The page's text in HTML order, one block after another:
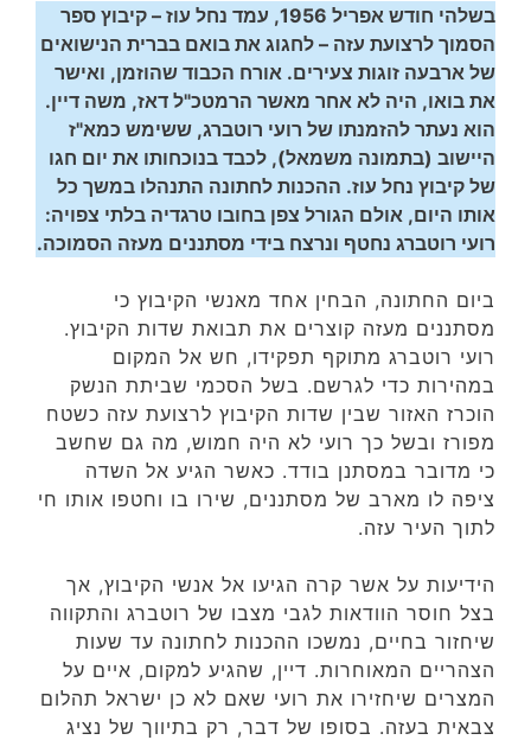
בשלהי חודש אפריל 1956, עמד נחל עוז – קיבוץ ספר
הסמוך לרצועת עזה – לחגוג את בואם בברית הנישואים
של ארבעה זוגות צעירים. אורח הכבוד שהוזמן, ואישר
את בואו, היה לא אחר מאשר הרמטכ"ל דאז, משה דיין.
הוא נעתר להזמנתו של רועי רוטברג, ששימש כמא"ז
היישוב (בתמונה משמאל), לכבד בנוכחותו את יום חגו
של קיבוץ נחל עוז. ההכנות לחתונה התנהלו במשך כל
אותו היום, אולם הגורל צפן בחובו טרגדיה בלתי צפויה:
רועי רוטברג נחטף ונרצח בידי מסתננים מעזה הסמוכה.
ביום החתונה, הבחין אחד מאנשי הקיבוץ כי
מסתננים מעזה קוצרים את תבואת שדות הקיבוץ.
רועי רוטברג מתוקף תפקידו, חש אל המקום
במהירות כדי לגרשם. בשל הסכמי שביתת הנשק
הוכרז האזור שבין שדות הקיבוץ לרצועת עזה כשטח
מפורז ובשל כך רועי לא היה חמוש, מה גם שחשב
כי מדובר במסתנן בודד. כאשר הגיע אל השדה
ציפה לו מארב של מסתננים, שירו בו וחטפו אותו חי
לתוך העיר עזה.
הידיעות על אשר קרה הגיעו אל אנשי הקיבוץ, אך
בצל חוסר הוודאות לגבי מצבו של רוטברג והתקווה
שיחזור בחיים, נמשכו ההכנות לחתונה עד שעות
הצהריים המאוחרות. דיין, שהגיע למקום, איים על
המצרים שיחזירו את רועי שאם לא כן ישראל תהלום
צבאית בעזה. בסופו של דבר, רק בתיווך של נציג